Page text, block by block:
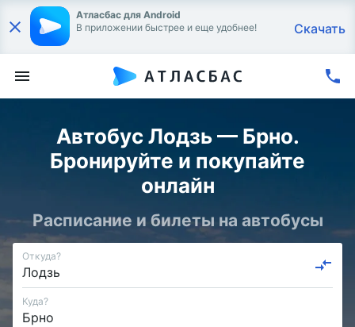
Атласбас для Android
В приложении быстрее и еще удобнее!
Скачать
Автобус Лодзь — Брно.
Бронируйте и покупайте
онлайн
Расписание и билеты на автобусы
Откуда?
Куда?